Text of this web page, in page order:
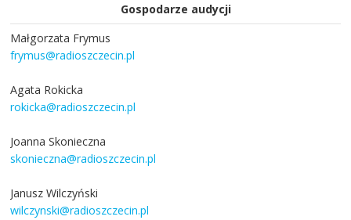
Gospodarze audycji
Małgorzata Frymus
frymus@radioszczecin.pl
Agata Rokicka
rokicka@radioszczecin.pl
Joanna Skonieczna
skonieczna@radioszczecin.pl
Janusz Wilczyński
wilczynski@radioszczecin.pl